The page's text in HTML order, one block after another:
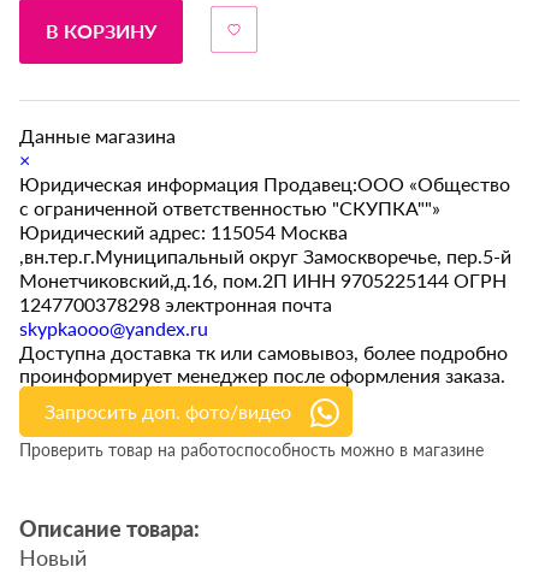
В КОРЗИНУ
Данные магазина
×
Юридическая информация Продавец:ООО «Общество
с ограниченной ответственностью "СКУПКА""»
Юридический адрес: 115054 Москва
,вн.тер.г.Муниципальный округ Замоскворечье, пер.5-й
Монетчиковский,д.16, пом.2П ИНН 9705225144 ОГРН
1247700378298 электронная почта
skypkaooo@yandex.ru
Доступна доставка тк или самовывоз, более подробно
проинформирует менеджер после оформления заказа.
Запросить доп. фото/видео
Проверить товар на работоспособность можно в магазине
Описание товара:
Новый